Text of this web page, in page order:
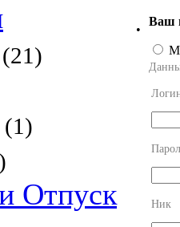
(21)
(1)
Отпуск
•
Ваш
Ник